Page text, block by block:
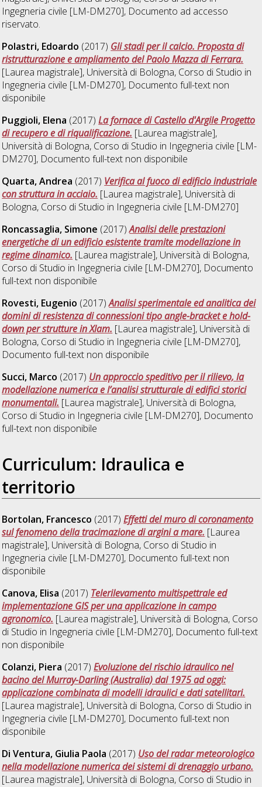
Ingegneria civile [LM-DM270], Documento ad accesso
riservato.
Polastri, Edoardo (2017) Gli stadi per il calcio. Proposta di
ristrutturazione e ampliamento del Paolo Mazza di Ferrara.
[Laurea magistrale], Università di Bologna, Corso di Studio in
Ingegneria civile [LM-DM270], Documento full-text non
disponibile
Puggioli, Elena (2017)La fornace di Castello d'Argile Progetto
di recupero e di riqualificazione. [Laurea magistrale],
Università di Bologna, Corso di Studio in Ingegneria civile [LM-
DM270], Documento full-text non disponibile
Quarta, Andrea (2017) Verifica al fuoco di edificio industriale
con struttura in acciaio. [Laurea magistrale], Università di
Bologna, Corso di Studio in Ingegneria civile [LM-DM270]
Roncassaglia, Simone (2017)Analisi delle prestazioni
energetiche di un edificio esistente tramite modellazione in
regime dinamico. [Laurea magistrale], Università di Bologna,
Corso di Studio in Ingegneria civile [LM-DM270], Documento
full-text non disponibile
Rovesti, Eugenio (2017)Analisi sperimentale ed analitica dei
domini di resistenza di connessioni tipo angle-bracket e hold-
down per strutture in Xlam. [Laurea magistrale], Università di
Bologna, Corso di Studio in Ingegneria civile [LM-DM270],
Documento full-text non disponibile
Succi, Marco (2017) Un approccio speditivo per il rilievo, la
modellazione numerica e l’analisi strutturale di edifici storici
monumentali. [Laurea magistrale], Università di Bologna,
Corso di Studio in Ingegneria civile [LM-DM270], Documento
full-text non disponibile
Curriculum: Idraulica e
territorio
Bortolan, Francesco (2017)Effetti del muro di coronamento
sul fenomeno della tracimazione di argini a mare. [Laurea
magistrale], Università di Bologna, Corso di Studio in
Ingegneria civile [LM-DM270], Documento full-text non
disponibile
Canova, Elisa (2017) Telerilevamento multispettrale ed
implementazione GIS per una applicazione in campo
agronomico. [Laurea magistrale], Università di Bologna, Corso
di Studio in Ingegneria civile [LM-DM270], Documento full-text
non disponibile
Colanzi, Piera (2017)Evoluzione del rischio idraulico nel
bacino del Murray-Darling (Australia) dal 1975 ad oggi:
applicazione combinata di modelli idraulici e dati satellitari.
[Laurea magistrale], Università di Bologna, Corso di Studio in
Ingegneria civile [LM-DM270], Documento full-text non
disponibile
Di Ventura, Giulia Paola (2017) Uso del radar meteorologico
nella modellazione numerica dei sistemi di drenaggio urbano.
[Laurea magistrale], Università di Bologna, Corso di Studio in